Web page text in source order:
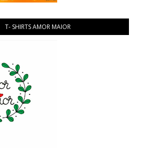
T- SHIRTS AMOR MAIOR